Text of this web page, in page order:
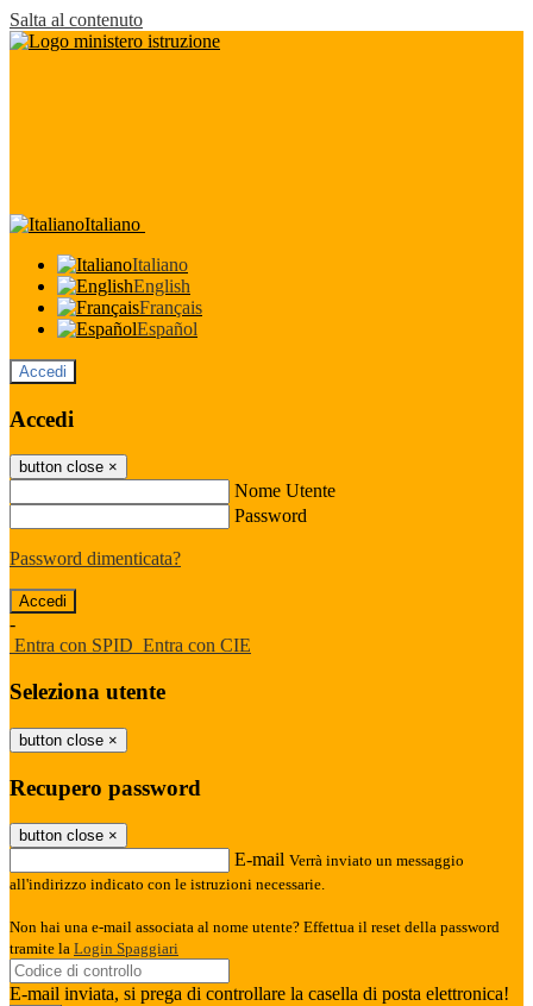
Salta al contenuto
Italiano
Italiano
English
Français
Español
Accedi
Accedi
button close ×
Nome Utente
Password
Password dimenticata?
-
Entra con SPID Entra con CIE
Seleziona utente
button close ×
Recupero password
button close ×
E-mail Verrà inviato un messaggio
all'indirizzo indicato con le istruzioni necessarie.
Non hai una e-mail associata al nome utente? Effettua il reset della password
tramite la Login Spaggiari
E-mail inviata, si prega di controllare la casella di posta elettronica!